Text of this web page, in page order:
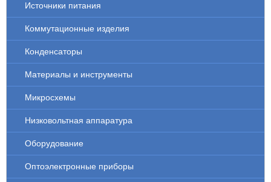
Источники питания
Коммутационные изделия
Конденсаторы
Материалы и инструменты
Микросхемы
Низковольтная аппаратура
Оборудование
Оптоэлектронные приборы